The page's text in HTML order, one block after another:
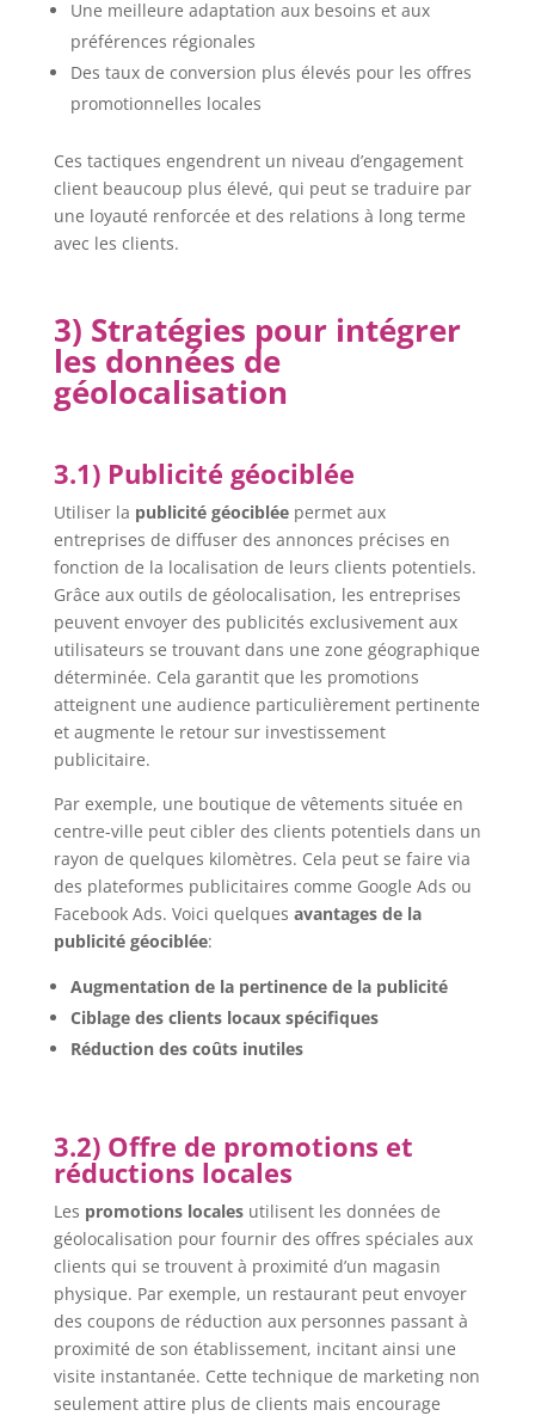
Une meilleure adaptation aux besoins et aux
préférences régionales
Des taux de conversion plus élevés pour les offres
promotionnelles locales
Ces tactiques engendrent un niveau d’engagement
client beaucoup plus élevé, qui peut se traduire par
une loyauté renforcée et des relations à long terme
avec les clients.
3) Stratégies pour intégrer
les données de
géolocalisation
3.1) Publicité géociblée
Utiliser la publicité géocibléepermet aux
entreprises de diffuser des annonces précises en
fonction de la localisation de leurs clients potentiels.
Grâce aux outils de géolocalisation, les entreprises
peuvent envoyer des publicités exclusivement aux
utilisateurs se trouvant dans une zone géographique
déterminée. Cela garantit que les promotions
atteignent une audience particulièrement pertinente
et augmente le retour sur investissement
publicitaire.
Par exemple, une boutique de vêtements située en
centre-ville peut cibler des clients potentiels dans un
rayon de quelques kilomètres. Cela peut se faire via
des plateformes publicitaires comme Google Ads ou
Facebook Ads. Voici quelques avantages de la
publicité géociblée:
Augmentation de la pertinence de la publicité
Ciblage des clients locaux spécifiques
Réduction des coûts inutiles
3.2) Offre de promotions et
réductions locales
Les promotions localesutilisent les données de
géolocalisation pour fournir des offres spéciales aux
clients qui se trouvent à proximité d’un magasin
physique. Par exemple, un restaurant peut envoyer
des coupons de réduction aux personnes passant à
proximité de son établissement, incitant ainsi une
visite instantanée. Cette technique de marketing non
seulement attire plus de clients mais encourage